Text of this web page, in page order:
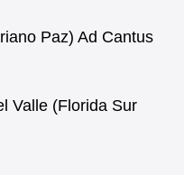
Paz) Ad Cantus
Valle (Florida Sur